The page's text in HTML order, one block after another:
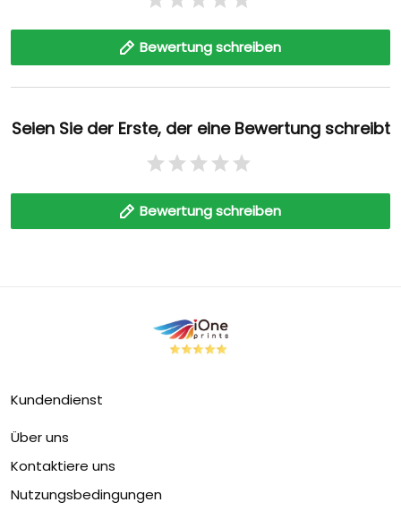
Bewertung schreiben
Seien Sie der Erste, der eine Bewertung schreibt
Bewertung schreiben
Kundendienst
Über uns
Kontaktiere uns
Nutzungsbedingungen